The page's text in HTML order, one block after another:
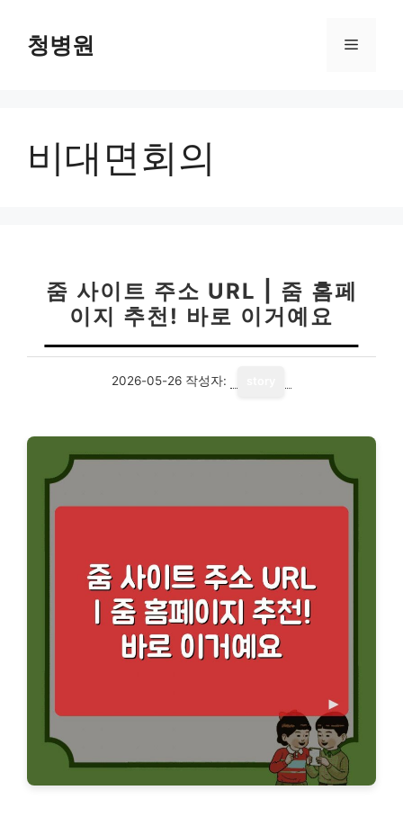
청병원 메
비대면회의
줌 사이트 주소 URL | 줌 홈페
이지 추천! 바로 이거예요
2026-05-26 작성자: